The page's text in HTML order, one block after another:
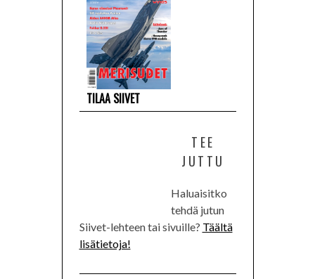
TILAA SIIVET
TEE
JUTTU
Haluaisitko
tehdä jutun
Siivet-lehteen tai sivuille? Täältä
lisätietoja!